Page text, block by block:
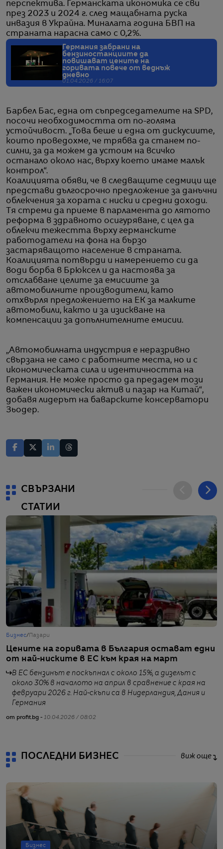
перспектива. Германската икономика се сви
през 2023 и 2024 г. след мащабната руска
инвазия в Украйна. Миналата година БВП на
страната нарасна само с 0,2%.
Германия забрани на
бензиностанциите да
повишават цените на
горивата повече от веднъж
дневно
01.04.2026 / 16:07
Барбел Бас, една от съпредседателите на SPD,
посочи необходимостта от по-голяма
устойчивост. „Това беше и една от дискусиите,
които проведохме, че трябва да станем по-
силни, за да можем да устоим на всичко
останало около нас, върху което имаме малък
контрол“.
Коалицията обяви, че в следващите седмици ще
представи дългосрочно предложение за данъчни
облекчения за хората с ниски и средни доходи.
Тя стреми да приеме в парламента до лятото
реформа в здравното осигуряване, с цел да
облекчи тежестта върху германските
работодатели на фона на бързо
застаряващото население в страната.
Коалицията потвърди и намерението си да
води борба в Брюксел и да настоява за
отслабване целите за емисиите за
автомобилните производители, като
отхвърля предложението на ЕК за малките
автомобили, както и за изискване на
компенсации за допълнителните емисии.
„Автомобилната индустрия е неразривно
свързана не само с работните места, но и с
икономическата сила и идентичността на
Германия. Не може просто да предадем този
важен икономически актив и пазар на Китай“,
добавя лидерът на баварските консерватори
Зьодер.
СВЪРЗАНИ
СТАТИИ
Бизнес/ Пазари
Цените на горивата в България остават едни
от най-ниските в ЕС към края на март
В ЕС бензинът е поскъпнал с около 15%, а дизелът с
около 30% в началото на април в сравнение с края на
февруари 2026 г. Най-скъпи са в Нидерландия, Дания и
Германия
от profit.bg - 10.04.2026 / 08:02
ПОСЛЕДНИ БИЗНЕС виж още
Бизнес